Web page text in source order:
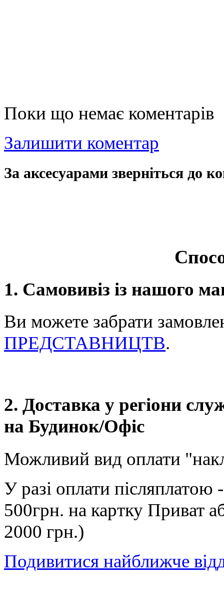
Поки що немає коментарів
Залишити коментар
За аксесуарами зверніться до
1. Самовивіз із нашого
Ви можете забрати
ПРЕДСТАВНИЦТВ.
2. Доставка у регіони
на Будинок/Офіс
Можливий вид оплати
У разі оплати післяплатою
500грн. на картку Приват
2000 грн.)
Подивитися найближче